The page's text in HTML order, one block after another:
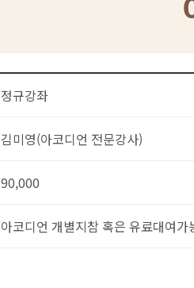
정규강좌
김미영(아코디언 전문강사)
90,000
아코디언 개별지참 혹은 유료대여가